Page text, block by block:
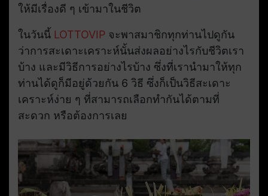
ให้มีเรื่องดี ๆ เข้ามาในชีวิต
ในวันนี้ LOTTOVIP จะพาสมาชิกทุกท่านไปดูกัน
ว่าการสะเดาะเคราะห์นั้นส่งผลอย่างไรกับชีวิตเรา
บ้าง และมีวิธีการอย่างไรบ้าง ซึ่งที่เรานำมาให้ทุก
ท่านได้ดูก็มีอยู่ด้วยกัน 6 วิธี ซึ่งก็เป็นวิธีสะเดาะ
เคราะห์ง่าย ๆ ที่สามารถเลือกทำกันได้ตามที่
สะดวก หรือต้องการเลย